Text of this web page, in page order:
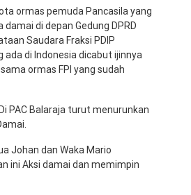
ormas pemuda Pancasila yang
di depan Gedung DPRD
Saudara Fraksi PDIP
di Indonesia dicabut ijinnya
ormas FPI yang sudah
PAC Balaraja turut menurunkan
Johan dan Waka Mario
ini Aksi damai dan memimpin